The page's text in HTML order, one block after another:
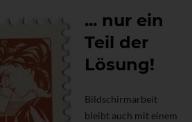
... nur ein
Teil der
Lösung!
Bildschirmarbeit
bleibt auch mit einem